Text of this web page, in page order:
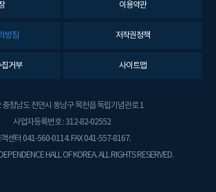
이용약관
방침 저작권정책
거부 사이트맵
청남도 천안시 동남구 목천읍 독립기념관로 1
사업자등록번호 : 312-82-02552
객센터 041-560-0114. FAX 041-557-8167.
HALL OF KOREA. ALL RIGHTS RESERVED.